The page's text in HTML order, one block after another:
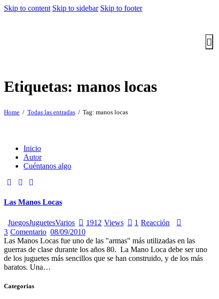
Skip to content Skip to sidebar Skip to footer
Etiquetas: manos locas
Home Todas las entradas Tag: manos locas
Inicio
Autor
Cuéntanos algo
Las Manos Locas
JuegosJuguetesVarios 1912 Views 1 Reacción
3 Comentario 08/09/2010
Las Manos Locas fue uno de las "armas" más utilizadas en las
guerras de clase durante los años 80. La Mano Loca debe ser uno
de los juguetes más sencillos que se han construido, y de los más
baratos. Una…
Categorias